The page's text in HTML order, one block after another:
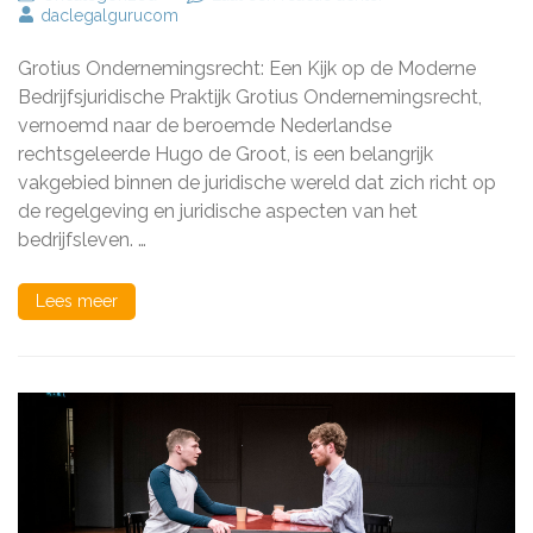
Grotius
in
daclegalgurucom
Grotius Ondernemingsrecht: Een Kijk op de Moderne
Bedrijfsjuridische Praktijk Grotius Ondernemingsrecht,
vernoemd naar de beroemde Nederlandse
rechtsgeleerde Hugo de Groot, is een belangrijk
vakgebied binnen de juridische wereld dat zich richt op
de regelgeving en juridische aspecten van het
bedrijfsleven. …
Lees meer